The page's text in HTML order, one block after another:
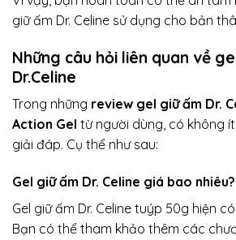
giữ ấm Dr. Celine sử dụng cho bản
Những câu hỏi liên quan về
Dr.Celine
Trong những review gel giữ ấm Dr.
Action Gel từ người dùng, có không
giải đáp. Cụ thể như sau:
Gel giữ ấm Dr. Celine giá bao nhiêu?
Gel giữ ấm Dr. Celine tuýp 50g hiện
Bạn có thể tham khảo thêm các